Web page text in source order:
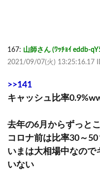
167: 山師さん (ﾜｯﾁｮｲ eddb-
2021/09/07(火) 13:25:16.17
>>141
キャッシュ比率
去年の6月からずっと
コロナ前は比率30～
いまは大相場中なので
いない